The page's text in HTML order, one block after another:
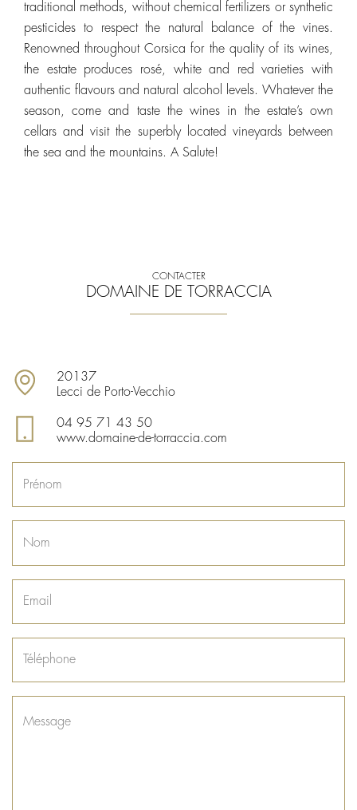
traditional methods, without chemical fertilizers or synthetic
pesticides to respect the natural balance of the vines.
Renowned throughout Corsica for the quality of its wines,
the estate produces rosé, white and red varieties with
authentic flavours and natural alcohol levels. Whatever the
season, come and taste the wines in the estate’s own
cellars and visit the superbly located vineyards between
the sea and the mountains. A Salute!
CONTACTER
DOMAINE DE TORRACCIA
20137
Lecci de Porto-Vecchio
04 95 71 43 50
www.domaine-de-torraccia.com